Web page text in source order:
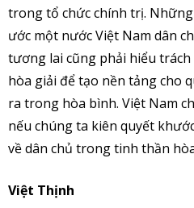
trong tổ chức chính trị.
ước một nước Việt Nam dân
tương lai cũng phải hiểu
hòa giải để tạo nền tảng cho
ra trong hòa bình. Việt Nam
nếu chúng ta kiên quyết
về dân chủ trong tinh thần
Việt Thịnh